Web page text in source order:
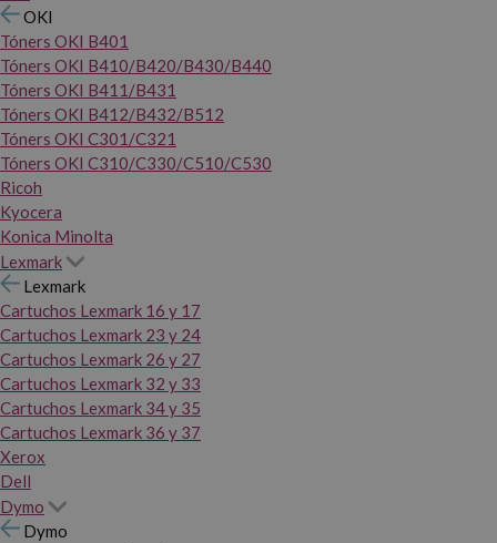
OKI
Tóners OKI B401
Tóners OKI B410/B420/B430/B440
Tóners OKI B411/B431
Tóners OKI B412/B432/B512
Tóners OKI C301/C321
Tóners OKI C310/C330/C510/C530
Ricoh
Kyocera
Konica Minolta
Lexmark
Lexmark
Cartuchos Lexmark 16 y 17
Cartuchos Lexmark 23 y 24
Cartuchos Lexmark 26 y 27
Cartuchos Lexmark 32 y 33
Cartuchos Lexmark 34 y 35
Cartuchos Lexmark 36 y 37
Xerox
Dell
Dymo
Dymo